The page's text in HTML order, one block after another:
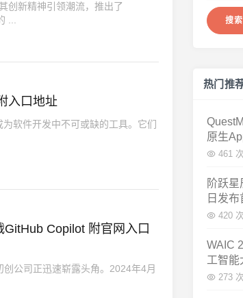
创新精神引领潮流，推出了
...
入口地址
软件开发中不可或缺的工具。它们
Copilot 附官网入口
公司正迅速崭露头角。2024年4月
热门推
原生
包3.8
倍
461
阶跃
日发
体终端
420
WAIC
工智能
幕：多
273